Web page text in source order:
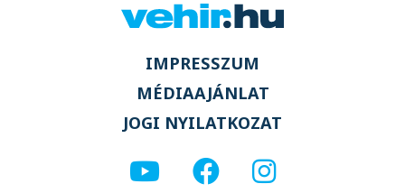
IMPRESSZUM
MÉDIAAJÁNLAT
JOGI NYILATKOZAT